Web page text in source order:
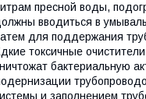
пресной воды,
вводиться в
для поддержания
токсичные
бактериальную
и заполнением